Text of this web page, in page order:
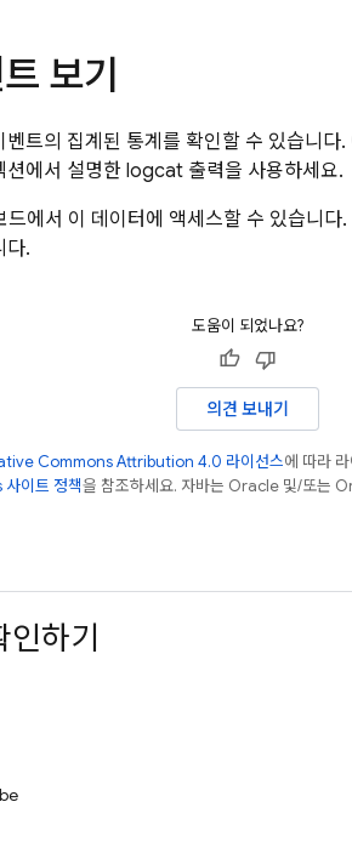
보기
트의 집계된 통계를 확인할 수 있습니다
션에서 설명한 logcat 출력을 사용하세요.
드에서 이 데이터에 액세스할 수 있습니
다.
도움이 되었나요?
의견 보내기
Commons Attribution 4.0 라이선스에 따라
이트 정책을 참조하세요. 자바는 Oracle 및/또는
하기